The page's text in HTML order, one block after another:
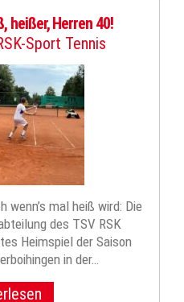
heißer, Herren 40!
Sport Tennis
mal heiß wird: Die
des TSV RSK
Heimspiel der Saison
in der…